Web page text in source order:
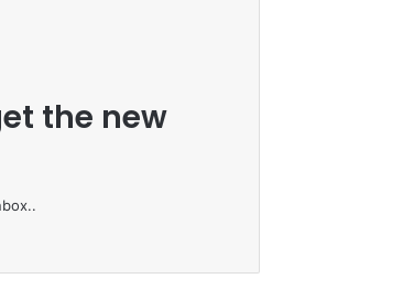
the new